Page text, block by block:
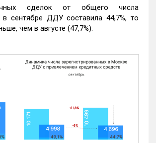
сделок от общего числа
сентябре ДДУ составила 44,7%, то
чем в августе (47,7%).